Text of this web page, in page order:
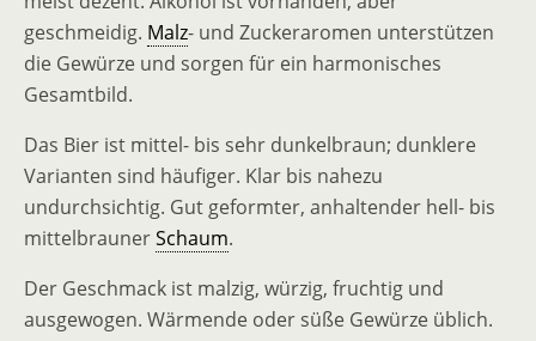
geschmeidig. Malz- und Zuckeraromen unterstützen
die Gewürze und sorgen für ein harmonisches
Gesamtbild.
Das Bier ist mittel- bis sehr dunkelbraun; dunklere
Varianten sind häufiger. Klar bis nahezu
undurchsichtig. Gut geformter, anhaltender hell- bis
mittelbraunerSchaum.
Der Geschmack ist malzig, würzig, fruchtig und
ausgewogen. Wärmende oder süße Gewürze üblich.